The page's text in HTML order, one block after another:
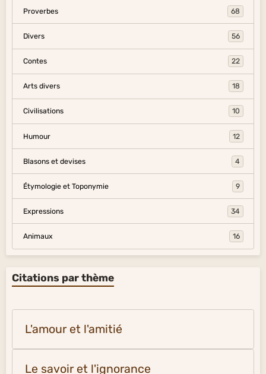
Proverbes 68
Divers 56
Contes 22
Arts divers 18
Civilisations 10
Humour 12
Blasons et devises 4
Étymologie et Toponymie 9
Expressions 34
Animaux 16
Citations par thème
L'amour et l'amitié
Le savoir et l'ignorance